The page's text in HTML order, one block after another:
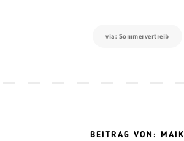
via: Sommervertreib
BEITRAG VON: MAIK